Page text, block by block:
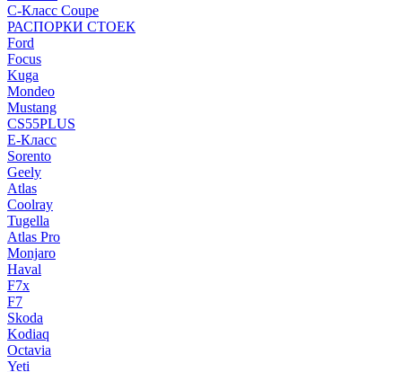
C-Класс Coupe
РАСПОРКИ СТОЕК
Ford
Focus
Kuga
Mondeo
Mustang
CS55PLUS
E-Класс
Sorento
Geely
Atlas
Coolray
Tugella
Atlas Pro
Monjaro
Haval
F7x
F7
Skoda
Kodiaq
Octavia
Yeti